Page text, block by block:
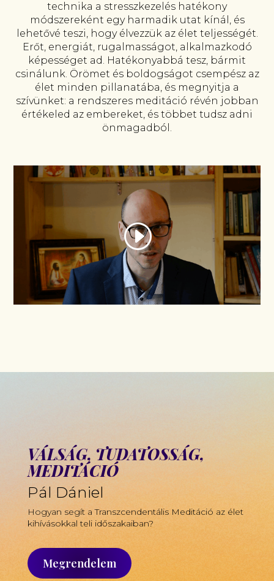
technika a stresszkezelés hatékony
módszereként egy harmadik utat kínál, és
lehetővé teszi, hogy élvezzük az élet teljességét.
Erőt, energiát, rugalmasságot, alkalmazkodó
képességet ad. Hatékonyabbá tesz, bármit
csinálunk. Örömet és boldogságot csempész az
élet minden pillanatába, és megnyitja a
szívünket: a rendszeres meditáció révén jobban
értékeled az embereket, és többet tudsz adni
önmagadból.
VÁLSÁG, TUDATOSSÁG,
MEDITÁCIÓ
Pál Dániel
Hogyan segít a Transzcendentális Meditáció az élet
kihívásokkal teli időszakaiban?
Megrendelem